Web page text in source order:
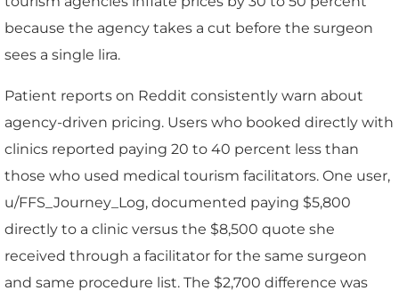
because the agency takes a cut before the surgeon
sees a single lira.
Patient reports on Reddit consistently warn about
agency-driven pricing. Users who booked directly with
clinics reported paying 20 to 40 percent less than
those who used medical tourism facilitators. One user,
u/FFS_Journey_Log, documented paying $5,800
directly to a clinic versus the $8,500 quote she
received through a facilitator for the same surgeon
and same procedure list. The $2,700 difference was